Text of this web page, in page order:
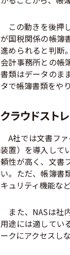
この動きを後押
が国税関係の帳簿
進められると判断
会計事務所との帳
書類はデータのま
タで帳簿書類をや
クラウドスト
A社では文書フ
装置）を導入して
頼性が高く、文書
い。ただ、帳簿書
キュリティ機能な
また、NASは社
用途には適してい
ークにアクセスし